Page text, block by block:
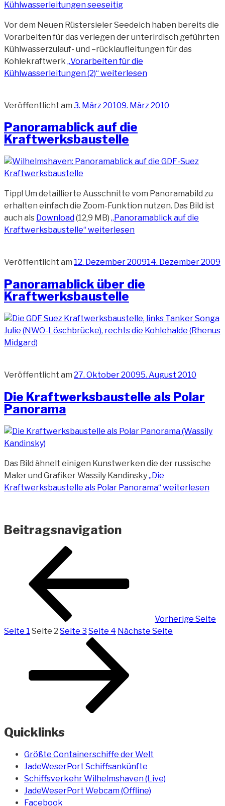
Vor dem Neuen Rüstersieler Seedeich haben bereits die
Vorarbeiten für das verlegen der unterirdisch geführten
Kühlwasserzulauf- und –rücklaufleitungen für das
Kohlekraftwerk „Vorarbeiten für die
Kühlwasserleitungen (2)“weiterlesen
Veröffentlicht am 3. März 20109. März 2010
Panoramablick auf die
Kraftwerksbaustelle
Tipp! Um detaillierte Ausschnitte vom Panoramabild zu
erhalten einfach die Zoom-Funktion nutzen. Das Bild ist
auch als Download (12,9 MB) „Panoramablick auf die
Kraftwerksbaustelle“weiterlesen
Veröffentlicht am 12. Dezember 200914. Dezember 2009
Panoramablick über die
Kraftwerksbaustelle
Veröffentlicht am 27. Oktober 20095. August 2010
Die Kraftwerksbaustelle als Polar
Panorama
Das Bild ähnelt einigen Kunstwerken die der russische
Maler und Grafiker Wassily Kandinsky„Die
Kraftwerksbaustelle als Polar Panorama“weiterlesen
Beitragsnavigation
Vorherige Seite
Seite 1 Seite 2 Seite 3 Seite 4 Nächste Seite
Quicklinks
Größte Containerschiffe der Welt
JadeWeserPort Schiffsankünfte
Schiffsverkehr Wilhelmshaven (Live)
JadeWeserPort Webcam (Offline)
Facebook